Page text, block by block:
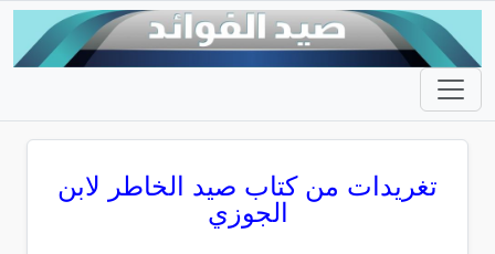
تغريدات من كتاب صيد الخاطر لابن
الجوزي